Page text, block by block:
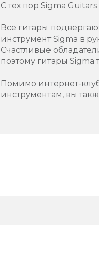
С тех пор Sigma
Все гитары
инструмент Sigma в
Счастливые
поэтому гитары
Помимо интернет-
инструментам, вы